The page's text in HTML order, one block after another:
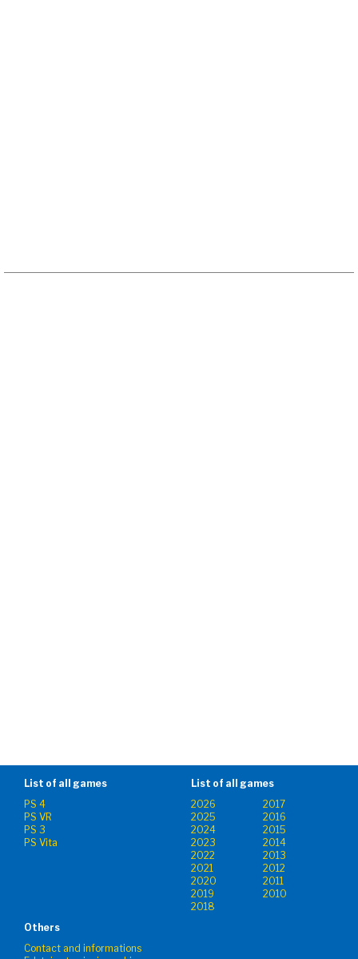
List of all games
PS 4
PS VR
PS 3
PS Vita
List of all games
2026
2017
2025
2016
2024
2015
2023
2014
2022
2013
2021
2012
2020
2011
2019
2010
2018
Others
Contact and informations